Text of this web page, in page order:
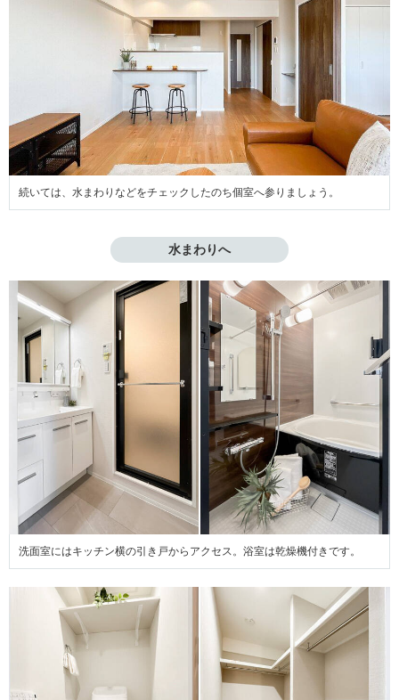
続いては、水まわりなどをチェックしたのち個室へ参りましょう。
水まわりへ
洗面室にはキッチン横の引き戸からアクセス。浴室は乾燥機付きです。